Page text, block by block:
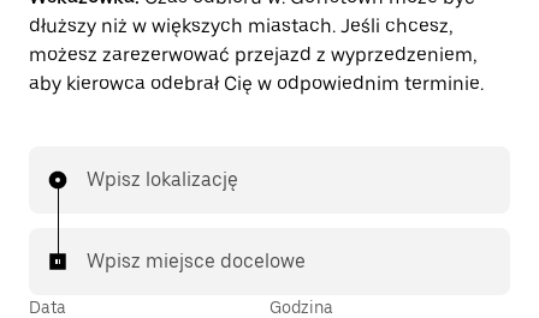
dłuższy niż w większych miastach. Jeśli chcesz,
możesz zarezerwować przejazd z wyprzedzeniem,
aby kierowca odebrał Cię w odpowiednim terminie.
Wpisz lokalizację
Wpisz miejsce docelowe
Data Godzina